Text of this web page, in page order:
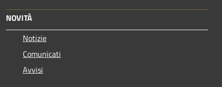
NOVITÀ
Notizie
Comunicati
Avvisi